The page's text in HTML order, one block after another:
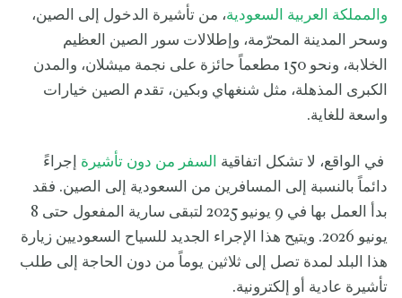
والمملكة العربية السعودية، من تأشيرة الدخول إلى الصين،
وسحر المدينة المحرّمة، وإطلالات سور الصين العظيم
الخلابة، ونحو 150 مطعماً حائزة على نجمة ميشلان، والمدن
الكبرى المذهلة، مثل شنغهاي وبكين، تقدم الصين خيارات
واسعة للغاية.
في الواقع، لا تشكل اتفاقية السفر من دون تأشيرة إجراءً
دائماً بالنسبة إلى المسافرين من السعودية إلى الصين. فقد
بدأ العمل بها في 9 يونيو 2025 لتبقى سارية المفعول حتى 8
يونيو 2026. ويتيح هذا الإجراء الجديد للسياح السعوديين زيارة
هذا البلد لمدة تصل إلى ثلاثين يوماً من دون الحاجة إلى طلب
تأشيرة عادية أو إلكترونية.